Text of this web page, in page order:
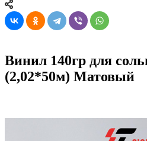
Винил 140гр для
(2,02*50м) Матовый